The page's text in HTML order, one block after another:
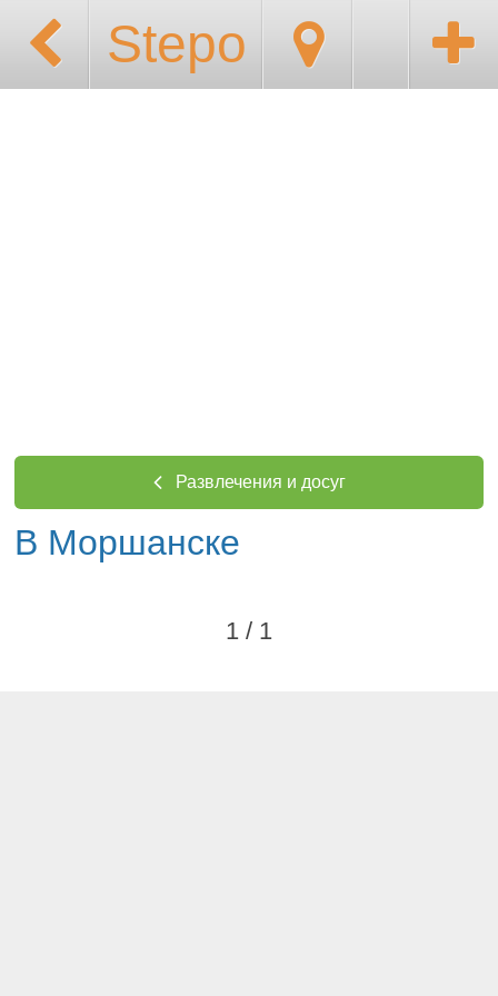
Stepo
Развлечения и досуг
В Моршанске
1 / 1